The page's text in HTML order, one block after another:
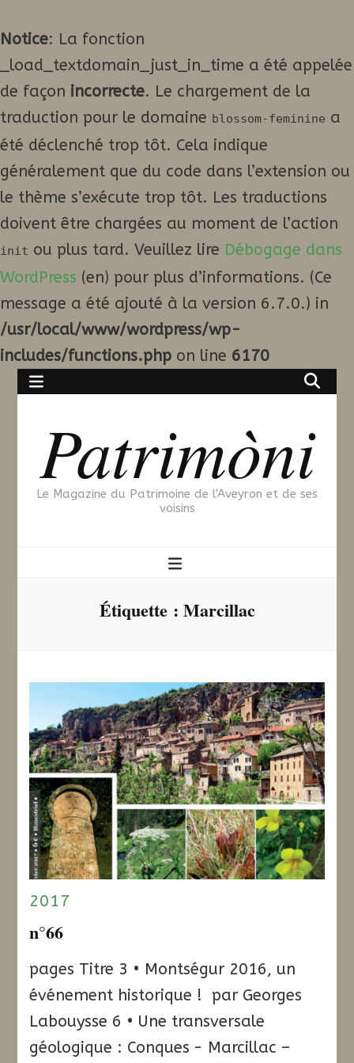
Notice: La fonction
_load_textdomain_just_in_time a été appelée
de façon incorrecte. Le chargement de la
traduction pour le domaine blossom-feminine a
été déclenché trop tôt. Cela indique
généralement que du code dans l’extension ou
le thème s’exécute trop tôt. Les traductions
doivent être chargées au moment de l’action
init ou plus tard. Veuillez lire Débogage dans
WordPress (en) pour plus d’informations. (Ce
message a été ajouté à la version 6.7.0.) in
/usr/local/www/wordpress/wp-
includes/functions.php on line 6170
Patrimòni
Le Magazine du Patrimoine de l'Aveyron et de ses
voisins
Étiquette : Marcillac
2017
n°66
pages Titre 3 • Montségur 2016, un
événement historique ! par Georges
Labouysse 6 • Une transversale
géologique : Conques - Marcillac –